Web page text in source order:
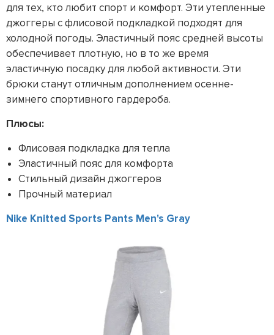
для тех, кто любит спорт и комфорт. Эти утепленные
джоггеры с флисовой подкладкой подходят для
холодной погоды. Эластичный пояс средней высоты
обеспечивает плотную, но в то же время
эластичную посадку для любой активности. Эти
брюки станут отличным дополнением осенне-
зимнего спортивного гардероба.
Плюсы:
Флисовая подкладка для тепла
Эластичный пояс для комфорта
Стильный дизайн джоггеров
Прочный материал
Nike Knitted Sports Pants Men's Gray